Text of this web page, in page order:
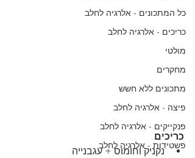
כל המתכונים - אלרגיה לחלב
כריכים - אלרגיה לחלב
מולטי
מחקרים
מתכונים ללא חשש
פיצה - אלרגיה לחלב
פנקייקים - אלרגיה לחלב
פשטידות - אלרגיה לחלב
כריכים
נקניק וחומוס + עגבנייה